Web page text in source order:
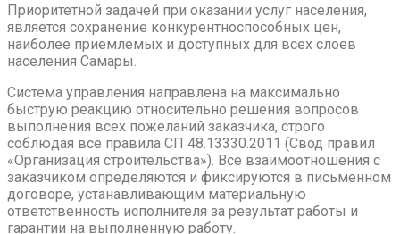
Приоритетной задачей при оказании услуг населения,
является сохранение конкурентноспособных цен,
наиболее приемлемых и доступных для всех слоев
населения Самары.
Система управления направлена на максимально
быструю реакцию относительно решения вопросов
выполнения всех пожеланий заказчика, строго
соблюдая все правила СП 48.13330.2011 (Свод правил
«Организация строительства»). Все взаимоотношения с
заказчиком определяются и фиксируются в письменном
договоре, устанавливающим материальную
ответственность исполнителя за результат работы и
гарантии на выполненную работу.